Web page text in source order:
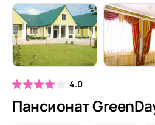
4.0
Пансионат